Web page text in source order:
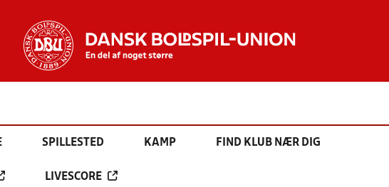
SPILLESTED KAMP FIND KLUB NÆR DIG
LIVESCORE